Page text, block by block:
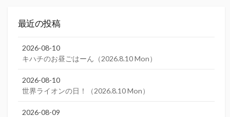
最近の投稿
2026-08-10
キハチのお昼ごはーん（2026.8.10 Mon）
2026-08-10
世界ライオンの日！（2026.8.10 Mon）
2026-08-09